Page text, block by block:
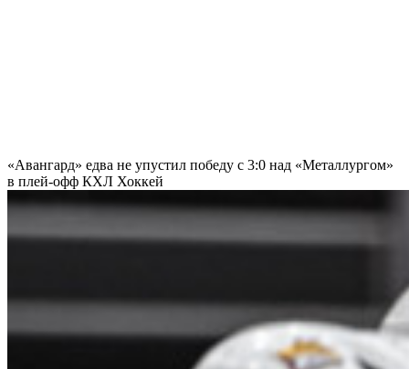
«Авангард» едва не упустил победу с 3:0 над «Металлургом»
в плей-офф КХЛ Хоккей